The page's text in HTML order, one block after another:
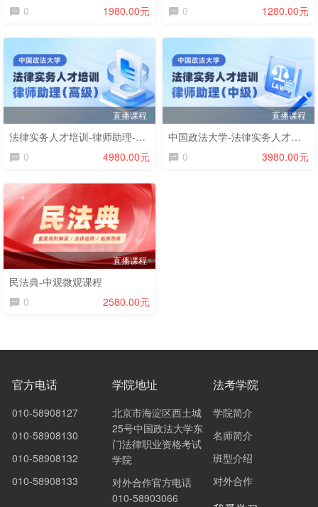
0
1980.00元
0
1280.00元
直播课程
法律实务人才培训-律师助理-高级课程
0
4980.00元
直播课程
中国政法大学-法律实务人才培训-律师助理（中级）
0
3980.00元
直播课程
民法典-中观微观课程
0
2580.00元
官方电话
010-58908127
010-58908130
010-58908132
010-58908133
学院地址
北京市海淀区西土城
25号中国政法大学东
门法律职业资格考试
学院
对外合作官方电话
010-58903066
法考学院
学院简介
名师简介
班型介绍
对外合作